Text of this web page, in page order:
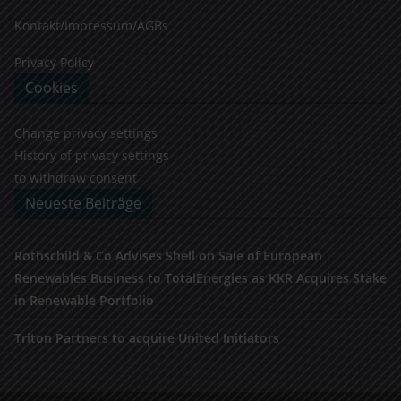
Kontakt/Impressum/AGBs
Privacy Policy
Cookies
Change privacy settings
History of privacy settings
to withdraw consent
Neueste Beiträge
Rothschild & Co Advises Shell on Sale of European
Renewables Business to TotalEnergies as KKR Acquires Stake
in Renewable Portfolio
Triton Partners to acquire United Initiators